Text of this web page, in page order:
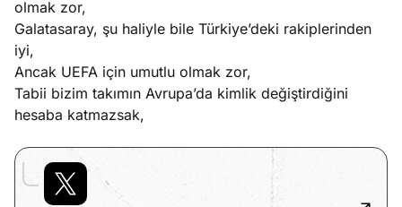
olmak zor,
Galatasaray, şu haliyle bile Türkiye’deki rakiplerinden
iyi,
Ancak UEFA için umutlu olmak zor,
Tabii bizim takımın Avrupa’da kimlik değiştirdiğini
hesaba katmazsak,